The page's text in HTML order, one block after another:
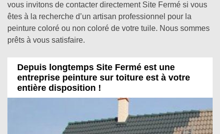
vous invitons de contacter directement Site Fermé si vous
êtes à la recherche d’un artisan professionnel pour la
peinture coloré ou non coloré de votre tuile. Nous sommes
prêts à vous satisfaire.
Depuis longtemps Site Fermé est une
entreprise peinture sur toiture est à votre
entière disposition !